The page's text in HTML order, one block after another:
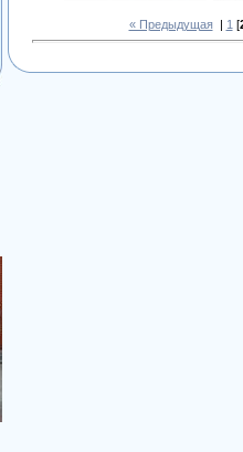
« Предыдущая| 1 [